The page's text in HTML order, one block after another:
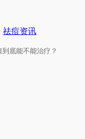
祛痘资讯
底能不能治疗？